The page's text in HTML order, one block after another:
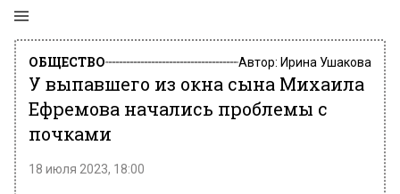
ОБЩЕСТВО Автор: Ирина Ушакова
У выпавшего из окна сына Михаила
Ефремова начались проблемы с
почками
18 июля 2023, 18:00